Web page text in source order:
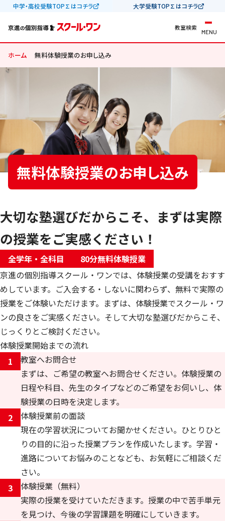
中学・高校受験TOP∑はコチラ 大学受験TOP∑はコチラ
教室検索
MENU
ホーム 無料体験授業のお申し込み
無料体験授業のお申し込み
大切な塾選びだからこそ、まずは実際
の授業をご実感ください！
全学年・全科目
80分無料体験授業
京進の個別指導スクール・ワンでは、体験授業の受講をおすす
めしています。ご入会する・しないに関わらず、無料で実際の
授業をご体験いただけます。まずは、体験授業でスクール・ワ
ンの良さをご実感ください。そして大切な塾選びだからこそ、
じっくりとご検討ください。
体験授業開始までの流れ
1
教室へお問合せ
まずは、ご希望の教室へお問合せください。体験授業の
日程や科目、先生のタイプなどのご希望をお伺いし、体
験授業の日時を決定します。
2
体験授業前の面談
現在の学習状況についてお聞かせください。ひとりひと
りの目的に沿った授業プランを作成いたします。学習・
進路についてお悩みのことなども、お気軽にご相談くだ
さい。
3
体験授業（無料）
実際の授業を受けていただきます。授業の中で苦手単元
を見つけ、今後の学習課題を明確にしていきます。